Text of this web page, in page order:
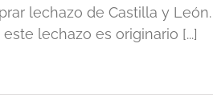
lechazo de Castilla y
lechazo es originario [...]